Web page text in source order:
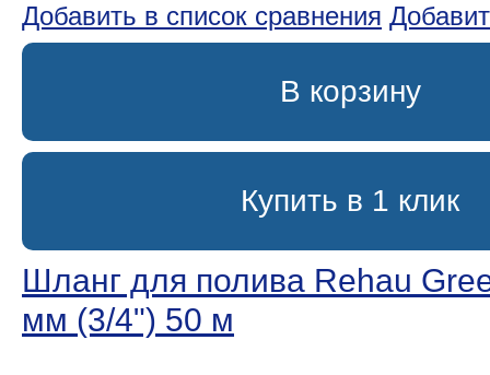
Добавить в список сравнения
В корзину
Купить в 1 клик
Шланг для полива Rehau
мм (3/4ʺ) 50 м